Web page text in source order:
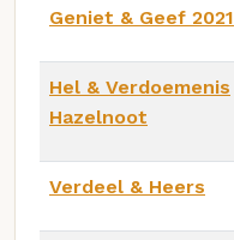
Geniet & Geef 2021
Hel & Verdoemenis
Hazelnoot
Verdeel & Heers